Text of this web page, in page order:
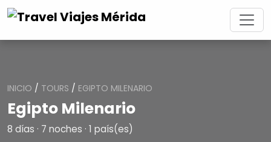
INICIO / TOURS / EGIPTO MILENARIO
Egipto Milenario
8 días · 7 noches · 1 país(es)